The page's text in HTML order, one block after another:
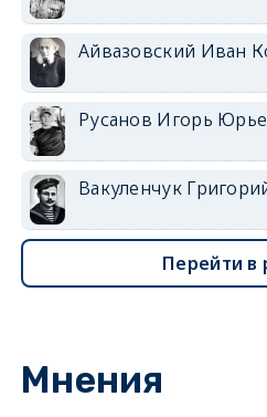
Айвазовский Иван
Русанов Игорь
Вакуленчук
Перейти в
Мнения